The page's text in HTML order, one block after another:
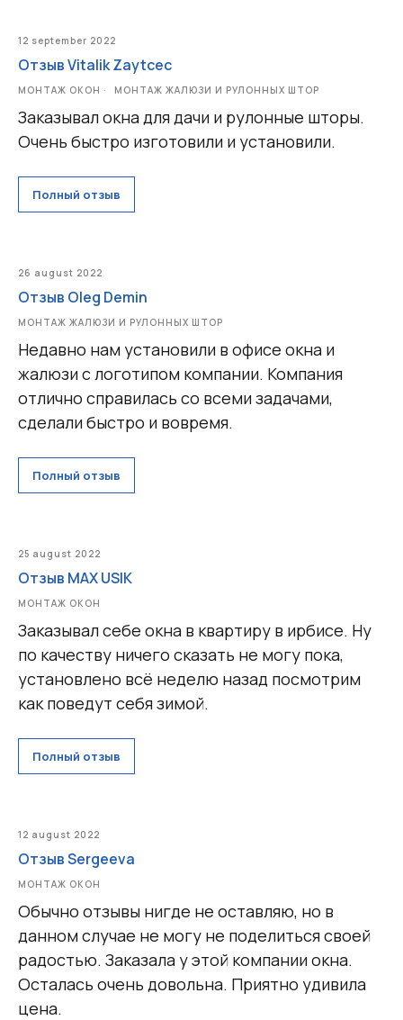
12 september 2022
Отзыв Vitalik Zaytcec
МОНТАЖ ОКОН МОНТАЖ ЖАЛЮЗИ И РУЛОННЫХ ШТОР
Заказывал окна для дачи и рулонные шторы.
Очень быстро изготовили и установили.
Полный отзыв
26 august 2022
Отзыв Oleg Demin
МОНТАЖ ЖАЛЮЗИ И РУЛОННЫХ ШТОР
Недавно нам установили в офисе окна и
жалюзи с логотипом компании. Компания
отлично справилась со всеми задачами,
сделали быстро и вовремя.
Полный отзыв
25 august 2022
Отзыв MAX USIK
МОНТАЖ ОКОН
Заказывал себе окна в квартиру в ирбисе. Ну
по качеству ничего сказать не могу пока,
установлено всё неделю назад посмотрим
как поведут себя зимой.
Полный отзыв
12 august 2022
Отзыв Sergeeva
МОНТАЖ ОКОН
Обычно отзывы нигде не оставляю, но в
данном случае не могу не поделиться своей
радостью. Заказала у этой компании окна.
Осталась очень довольна. Приятно удивила
цена.